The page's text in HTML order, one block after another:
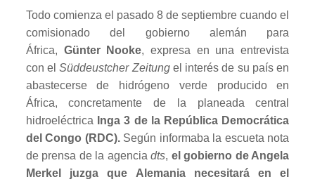
Todo comienza el pasado 8 de septiembre cuando el
comisionado del gobierno alemán para
África, Günter Nooke, expresa en una entrevista
con elSüddeustcher Zeitungel interés de su país en
abastecerse de hidrógeno verde producido en
África, concretamente de la planeada central
hidroeléctricaInga 3 de la República Democrática
del Congo (RDC). Según informaba la escueta nota
de prensa de la agenciadts, el gobierno de Angela
Merkel juzga que Alemania necesitará en el